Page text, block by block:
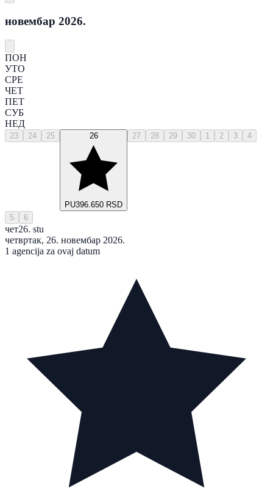
новембар 2026.
ПОН
УТО
СРЕ
ЧЕТ
ПЕТ
СУБ
НЕД
23 24 25 26
PU396.650 RSD
27 28 29 30 1 2 3 4
5 6
чет26. stu
четвртак, 26. новембар 2026.
1 agencija za ovaj datum